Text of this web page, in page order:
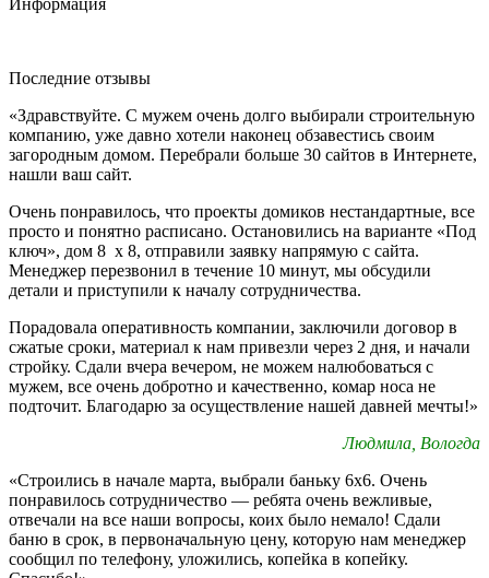
Информация
Последние отзывы
«Здравствуйте. С мужем очень долго выбирали строительную
компанию, уже давно хотели наконец обзавестись своим
загородным домом. Перебрали больше 30 сайтов в Интернете,
нашли ваш сайт.
Очень понравилось, что проекты домиков нестандартные, все
просто и понятно расписано. Остановились на варианте «Под
ключ», дом 8 х 8, отправили заявку напрямую с сайта.
Менеджер перезвонил в течение 10 минут, мы обсудили
детали и приступили к началу сотрудничества.
Порадовала оперативность компании, заключили договор в
сжатые сроки, материал к нам привезли через 2 дня, и начали
стройку. Сдали вчера вечером, не можем налюбоваться с
мужем, все очень добротно и качественно, комар носа не
подточит. Благодарю за осуществление нашей давней мечты!»
Людмила, Вологда
«Строились в начале марта, выбрали баньку 6х6. Очень
понравилось сотрудничество — ребята очень вежливые,
отвечали на все наши вопросы, коих было немало! Сдали
баню в срок, в первоначальную цену, которую нам менеджер
сообщил по телефону, уложились, копейка в копейку.